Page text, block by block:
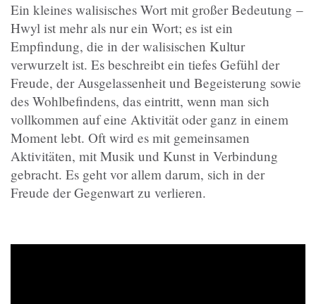
Ein kleines walisisches Wort mit großer Bedeutung –
Hwyl ist mehr als nur ein Wort; es ist ein
Empfindung, die in der walisischen Kultur
verwurzelt ist. Es beschreibt ein tiefes Gefühl der
Freude, der Ausgelassenheit und Begeisterung sowie
des Wohlbefindens, das eintritt, wenn man sich
vollkommen auf eine Aktivität oder ganz in einem
Moment lebt. Oft wird es mit gemeinsamen
Aktivitäten, mit Musik und Kunst in Verbindung
gebracht. Es geht vor allem darum, sich in der
Freude der Gegenwart zu verlieren.